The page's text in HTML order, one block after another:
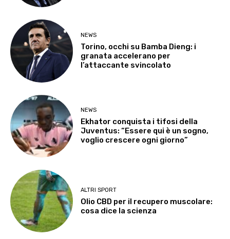
NEWS
Torino, occhi su Bamba Dieng: i
granata accelerano per
l’attaccante svincolato
NEWS
Ekhator conquista i tifosi della
Juventus: “Essere qui è un sogno,
voglio crescere ogni giorno”
ALTRI SPORT
Olio CBD per il recupero muscolare:
cosa dice la scienza